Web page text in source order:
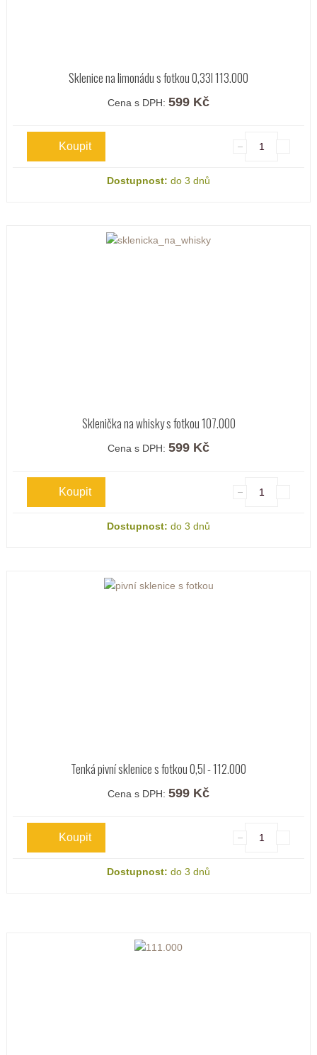
Sklenice na limonádu s fotkou 0,33l 113.000
Cena s DPH: 599 Kč
Dostupnost: do 3 dnů
Sklenička na whisky s fotkou 107.000
Cena s DPH: 599 Kč
Dostupnost: do 3 dnů
Tenká pivní sklenice s fotkou 0,5l - 112.000
Cena s DPH: 599 Kč
Dostupnost: do 3 dnů